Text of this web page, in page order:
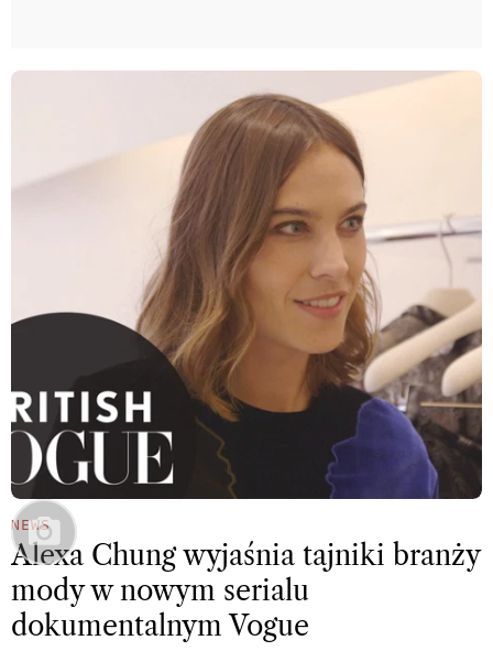
NEWS
Alexa Chung wyjaśnia tajniki branży
mody w nowym serialu
dokumentalnym Vogue